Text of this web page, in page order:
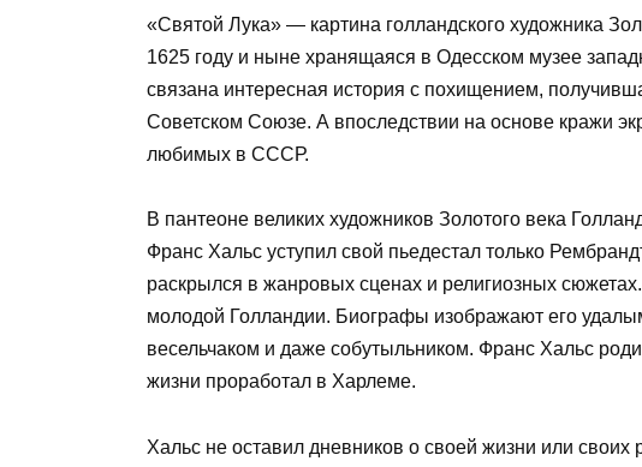
«Святой Лука» — картина голландского художника
1625 году и ныне хранящаяся в Одесском музее
связана интересная история с похищением,
Советском Союзе. А впоследствии на основе кражи
любимых в СССР.
В пантеоне великих художников Золотого века
Франс Хальс уступил свой пьедестал только
раскрылся в жанровых сценах и религиозных
молодой Голландии. Биографы изображают его
весельчаком и даже собутыльником. Франс Хальс
жизни проработал в Харлеме.
Хальс не оставил дневников о своей жизни или